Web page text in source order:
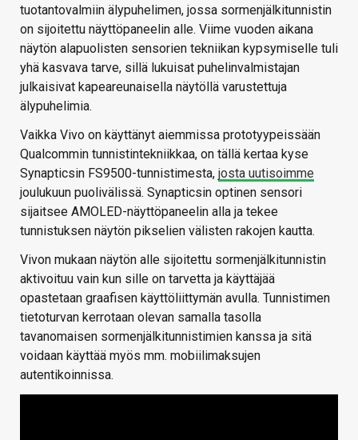
tuotantovalmiin älypuhelimen, jossa sormenjälkitunnistin
on sijoitettu näyttöpaneelin alle. Viime vuoden aikana
näytön alapuolisten sensorien tekniikan kypsymiselle tuli
yhä kasvava tarve, sillä lukuisat puhelinvalmistajan
julkaisivat kapeareunaisella näytöllä varustettuja
älypuhelimia.
Vaikka Vivo on käyttänyt aiemmissa prototyypeissään
Qualcommin tunnistintekniikkaa, on tällä kertaa kyse
Synapticsin FS9500-tunnistimesta, josta uutisoimme
joulukuun puolivälissä. Synapticsin optinen sensori
sijaitsee AMOLED-näyttöpaneelin alla ja tekee
tunnistuksen näytön pikselien välisten rakojen kautta.
Vivon mukaan näytön alle sijoitettu sormenjälkitunnistin
aktivoituu vain kun sille on tarvetta ja käyttäjää
opastetaan graafisen käyttöliittymän avulla. Tunnistimen
tietoturvan kerrotaan olevan samalla tasolla
tavanomaisen sormenjälkitunnistimien kanssa ja sitä
voidaan käyttää myös mm. mobiilimaksujen
autentikoinnissa.